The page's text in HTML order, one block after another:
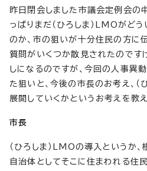
昨日閉会しました市議会定例会の
っぱりまだ（ひろしま）LMOがど
のか、市の狙いが十分住民の方に
質問がいくつか散見されたのです
しになるのですが、今回の人事異
た狙いと、今後の市長のお考え、（
展開していくかというお考えを教え
市長
（ひろしま）LMOの導入というか
自治体としてそこに住まわれる住